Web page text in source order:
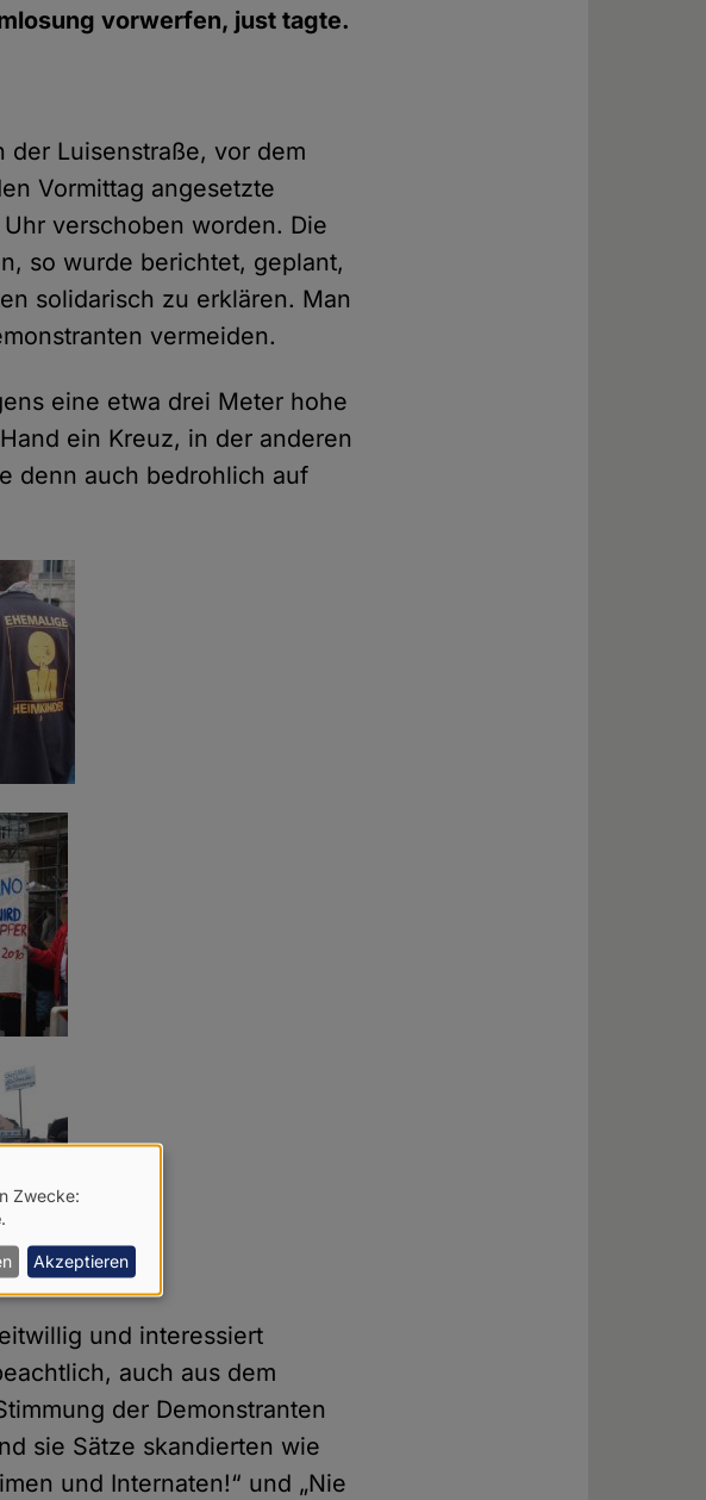
vorwerfen, just tagte.
der Luisenstraße, vor dem
Vormittag angesetzte
verschoben worden. Die
so wurde berichtet, geplant,
solidarisch zu erklären. Man
vermeiden.
eine etwa drei Meter hohe
ein Kreuz, in der anderen
denn auch bedrohlich auf
und interessiert
auch aus dem
der Demonstranten
sie Sätze skandierten wie
und Internaten!“ und „Nie
Zwecke:
Akzeptieren